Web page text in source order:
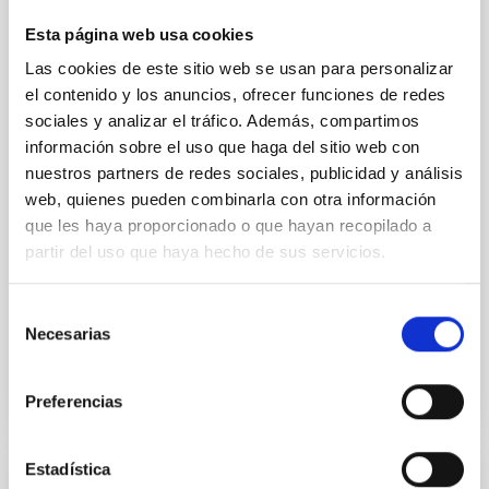
Esta página web usa cookies
Las cookies de este sitio web se usan para personalizar
el contenido y los anuncios, ofrecer funciones de redes
sociales y analizar el tráfico. Además, compartimos
información sobre el uso que haga del sitio web con
nuestros partners de redes sociales, publicidad y análisis
web, quienes pueden combinarla con otra información
que les haya proporcionado o que hayan recopilado a
partir del uso que haya hecho de sus servicios.
Necesarias
Preferencias
Estadística
Especialidad Mecánica- Fijo Laboral - PS-
Se convoca proceso selectivo para el ingreso, como
personal laboral fijo, de un puesto de trabajo con la
categoría profesional de Técnico/a de Taller, acogido
al Convenio y que tendrá, entre otras, las siguientes
funciones: Realización de trabajos de fabricación
mecánica, ajuste y montaje de piezas y conjuntos,
empleando máquinas herramienta
Open